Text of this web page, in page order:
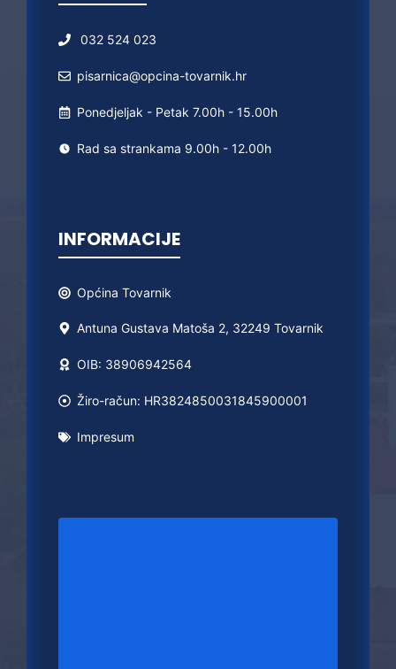
032 524 023
pisarnica@opcina-tovarnik.hr
Ponedjeljak - Petak 7.00h - 15.00h
Rad sa strankama 9.00h - 12.00h
INFORMACIJE
Općina Tovarnik
Antuna Gustava Matoša 2, 32249 Tovarnik
OIB: 38906942564
Žiro-račun: HR3824850031845900001
Impresum